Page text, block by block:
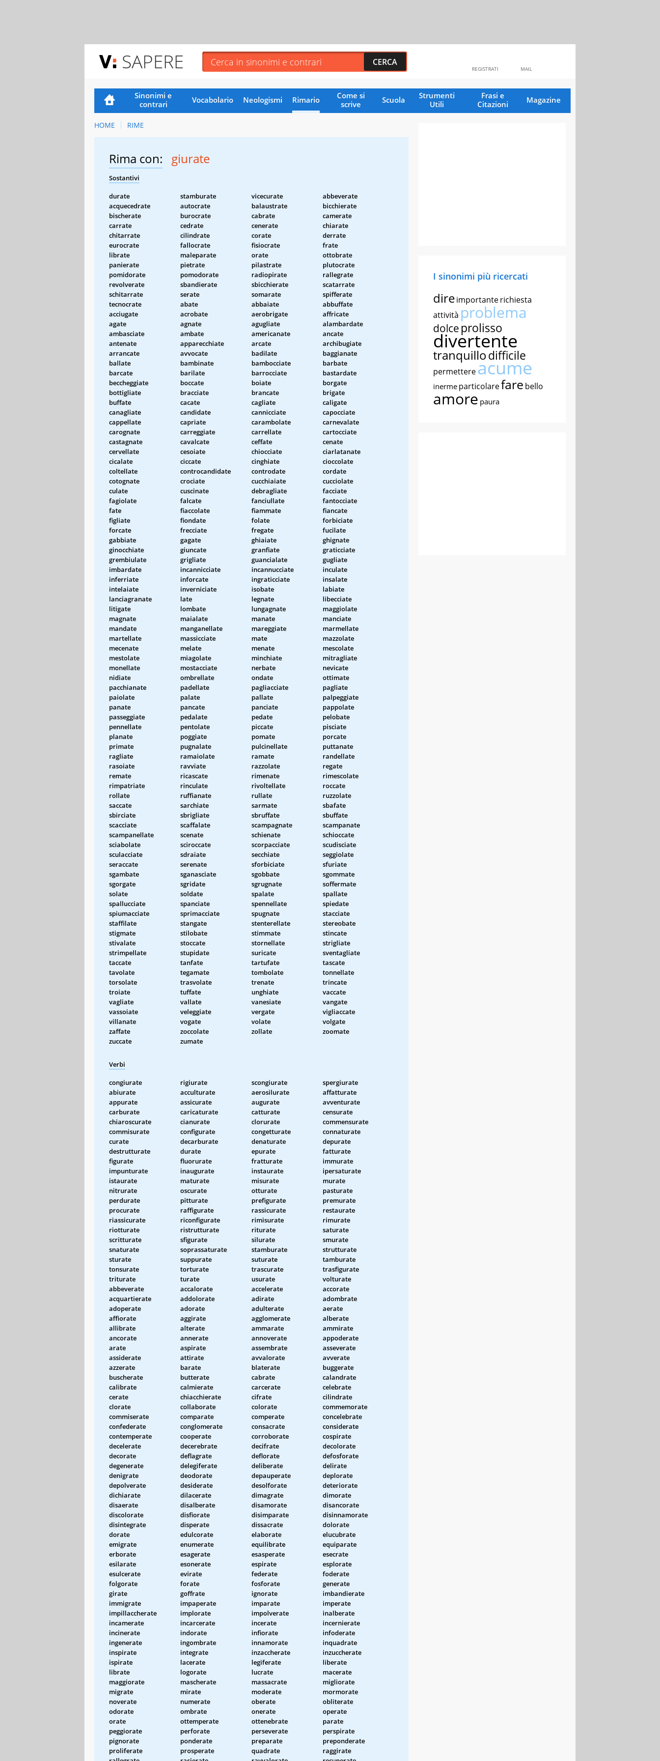
SAPERE MAIL
REGISTRATI
Sinonimi e
contrari
Vocabolario Neologismi Rimario
Come si
scrive
Scuola
Strumenti
Utili
Frasi e
Citazioni
Magazine
HOME RIME
Rima con: giurate
Sostantivi
durate stamburate vicecurate
abbeverate
acquecedrate
autocrate balaustrate
bicchierate
bischerate
burocrate cabrate
camerate
carrate
cedrate cenerate
chiarate
chitarrate
cilindrate corate
derrate
eurocrate
fallocrate fisiocrate
frate
librate
maleparate orate
ottobrate
panierate
pietrate pilastrate
plutocrate
pomidorate
pomodorate radiopirate
rallegrate
revolverate
sbandierate sbicchierate
scatarrate
schitarrate
serate somarate
spifferate
tecnocrate
abate abbaiate
abbuffate
acciugate
acrobate aerobrigate
affricate
agate
agnate agugliate
alambardate
ambasciate
ambate americanate
ancate
antenate
apparecchiate arcate
archibugiate
arrancate
avvocate badilate
baggianate
ballate
bambinate bambocciate
barbate
barcate
barilate barrocciate
bastardate
beccheggiate
boccate boiate
borgate
bottigliate
bracciate brancate
brigate
buffate
cacate cagliate
caligate
canagliate
candidate cannicciate
capocciate
cappellate
capriate carambolate
carnevalate
carognate
carreggiate carrellate
cartocciate
castagnate
cavalcate ceffate
cenate
cervellate
cesoiate chiocciate
ciarlatanate
cicalate
ciccate cinghiate
cioccolate
coltellate
controcandidate controdate
cordate
cotognate
crociate cucchiaiate
cucciolate
culate
cuscinate debragliate
facciate
fagiolate
falcate fanciullate
fantocciate
fate
fiaccolate fiammate
fiancate
figliate
fiondate folate
forbiciate
forcate
frecciate fregate
fucilate
gabbiate
gagate ghiaiate
ghignate
ginocchiate
giuncate granfiate
graticciate
grembiulate
grigliate guancialate
gugliate
imbardate
incannicciate incannucciate
inculate
inferriate
inforcate ingraticciate
insalate
intelaiate
inverniciate isobate
labiate
lanciagranate
late legnate
libecciate
litigate
lombate lungagnate
maggiolate
magnate
maialate manate
manciate
mandate
manganellate mareggiate
marmellate
martellate
massicciate mate
mazzolate
mecenate
melate menate
mescolate
mestolate
miagolate minchiate
mitragliate
monellate
mostacciate nerbate
nevicate
nidiate
ombrellate ondate
ottimate
pacchianate
padellate pagliacciate
pagliate
paiolate
palate pallate
palpeggiate
panate
pancate panciate
pappolate
passeggiate
pedalate pedate
pelobate
pennellate
pentolate piccate
pisciate
planate
poggiate pomate
porcate
primate
pugnalate pulcinellate
puttanate
ragliate
ramaiolate ramate
randellate
rasoiate
ravviate razzolate
regate
remate
ricascate rimenate
rimescolate
rimpatriate
rinculate rivoltellate
roccate
rollate
ruffianate rullate
ruzzolate
saccate
sarchiate sarmate
sbafate
sbirciate
sbrigliate sbruffate
sbuffate
scacciate
scaffalate scampagnate
scampanate
scampanellate
scenate schienate
schioccate
sciabolate
sciroccate scorpacciate
scudisciate
sculacciate
sdraiate secchiate
seggiolate
seraccate
serenate sforbiciate
sfuriate
sgambate
sganasciate sgobbate
sgommate
sgorgate
sgridate sgrugnate
soffermate
solate
soldate spalate
spallate
spallucciate
spanciate spennellate
spiedate
spiumacciate
sprimacciate spugnate
stacciate
staffilate
stangate stenterellate
stereobate
stigmate
stilobate stimmate
stincate
stivalate
stoccate stornellate
strigliate
strimpellate
stupidate suricate
sventagliate
taccate
tanfate tartufate
tascate
tavolate
tegamate tombolate
tonnellate
torsolate
trasvolate trenate
trincate
troiate
tuffate unghiate
vaccate
vagliate
vallate vanesiate
vangate
vassoiate
veleggiate vergate
vigliaccate
villanate
vogate volate
volgate
zaffate
zoccolate zollate
zoomate
zuccate
zumate
Verbi
congiurate rigiurate scongiurate
spergiurate
abiurate
acculturate aerosilurate
affatturate
appurate
assicurate augurate
avventurate
carburate
caricaturate catturate
censurate
chiaroscurate
cianurate clorurate
commensurate
commisurate
configurate congetturate
connaturate
curate
decarburate denaturate
depurate
destrutturate
durate epurate
fatturate
figurate
fluorurate fratturate
immurate
impunturate
inaugurate instaurate
ipersaturate
istaurate
maturate misurate
murate
nitrurate
oscurate otturate
pasturate
perdurate
pitturate prefigurate
premurate
procurate
raffigurate rassicurate
restaurate
riassicurate
riconfigurate rimisurate
rimurate
riotturate
ristrutturate riturate
saturate
scritturate
sfigurate silurate
smurate
snaturate
soprassaturate stamburate
strutturate
sturate
suppurate suturate
tamburate
tonsurate
torturate trascurate
trasfigurate
triturate
turate usurate
volturate
abbeverate
accalorate accelerate
accorate
acquartierate
addolorate adirate
adombrate
adoperate
adorate adulterate
aerate
affiorate
aggirate agglomerate
alberate
allibrate
alterate ammarate
ammirate
ancorate
annerate annoverate
appoderate
arate
aspirate assembrate
asseverate
assiderate
attirate avvalorate
avverate
azzerate
barate blaterate
buggerate
buscherate
butterate cabrate
calandrate
calibrate
calmierate carcerate
celebrate
cerate
chiacchierate cifrate
cilindrate
clorate
collaborate colorate
commemorate
commiserate
comparate comperate
concelebrate
confederate
conglomerate consacrate
considerate
contemperate
cooperate corroborate
cospirate
decelerate
decerebrate decifrate
decolorate
decorate
deflagrate deflorate
defosforate
degenerate
delegiferate deliberate
delirate
denigrate
deodorate depauperate
deplorate
depolverate
desiderate desolforate
deteriorate
dichiarate
dilacerate dimagrate
dimorate
disaerate
disalberate disamorate
disancorate
discolorate
disfiorate disimparate
disinnamorate
disintegrate
disperate dissacrate
dolorate
dorate
edulcorate elaborate
elucubrate
emigrate
enumerate equilibrate
equiparate
erborate
esagerate esasperate
esecrate
esilarate
esonerate espirate
esplorate
esulcerate
evirate federate
foderate
folgorate
forate fosforate
generate
girate
goffrate ignorate
imbandierate
immigrate
impaperate imparate
imperate
impillaccherate
implorate impolverate
inalberate
incamerate
incarcerate incerate
incernierate
incinerate
indorate infiorate
infoderate
ingenerate
ingombrate innamorate
inquadrate
inspirate
integrate inzaccherate
inzuccherate
ispirate
lacerate legiferate
liberate
librate
logorate lucrate
macerate
maggiorate
mascherate massacrate
migliorate
migrate
mirate moderate
mormorate
noverate
numerate oberate
obliterate
odorate
ombrate onerate
operate
orate
ottemperate ottenebrate
parate
peggiorate
perforate perseverate
perspirate
pignorate
ponderate preparate
preponderate
proliferate
prosperate quadrate
raggirate
I sinonimi più ricercati
direimportanterichiesta
attività problema
dolce prolisso
divertente
tranquillodifficile
permettereacume
inerme particolarefare bello
amore paura